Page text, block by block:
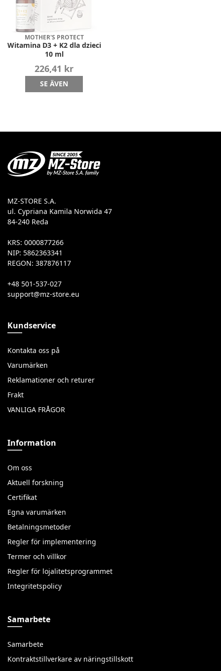
MOTHER'S PROTECT
Witamina D3 + K2 dla dzieci
10 ml
226,41 kr
SE ÄVEN
MZ-STORE S.A.
ul. Cypriana Kamila Norwida 47
84-240 Reda
KRS: 0000877266
NIP: 5862363341
REGON: 387876117
+48 501-537-027
Kundservice
Kontakta oss på
Varumärken
Reklamationer och returer
Frakt
VANLIGA FRÅGOR
Information
Om oss
Aktuell forskning
Certifikat
Egna varumärken
Betalningsmetoder
Regler för implementering
Termer och villkor
Regler för lojalitetsprogrammet
Integritetspolicy
Samarbete
Samarbete
Kontraktstillverkare av näringstillskott